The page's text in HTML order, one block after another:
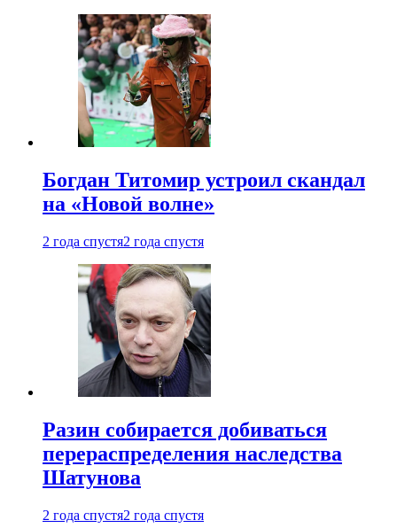
Богдан Титомир устроил скандал
на «Новой волне»
2 года спустя2 года спустя
Разин собирается добиваться
перераспределения наследства
Шатунова
2 года спустя2 года спустя